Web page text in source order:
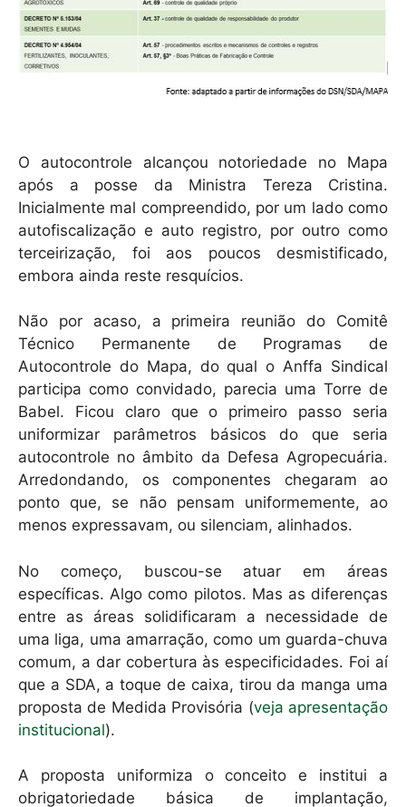
O autocontrole alcançou notoriedade no Mapa
após a posse da Ministra Tereza Cristina.
Inicialmente mal compreendido, por um lado como
autofiscalização e auto registro, por outro como
terceirização, foi aos poucos desmistificado,
embora ainda reste resquícios.
Não por acaso, a primeira reunião do Comitê
Técnico Permanente de Programas de
Autocontrole do Mapa, do qual o Anffa Sindical
participa como convidado, parecia uma Torre de
Babel. Ficou claro que o primeiro passo seria
uniformizar parâmetros básicos do que seria
autocontrole no âmbito da Defesa Agropecuária.
Arredondando, os componentes chegaram ao
ponto que, se não pensam uniformemente, ao
menos expressavam, ou silenciam, alinhados.
No começo, buscou-se atuar em áreas
específicas. Algo como pilotos. Mas as diferenças
entre as áreas solidificaram a necessidade de
uma liga, uma amarração, como um guarda-chuva
comum, a dar cobertura às especificidades. Foi aí
que a SDA, a toque de caixa, tirou da manga uma
proposta de Medida Provisória (veja apresentação
institucional).
A proposta uniformiza o conceito e institui a
obrigatoriedade básica de implantação,